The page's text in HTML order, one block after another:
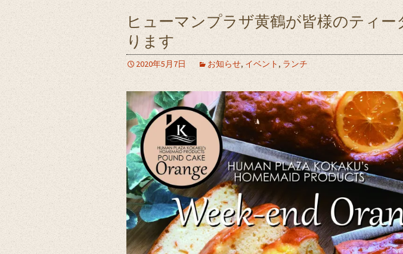
ヒューマンプラザ黄鶴が皆様のティー
ります
2020年5月7日 お知らせ, イベント, ランチ